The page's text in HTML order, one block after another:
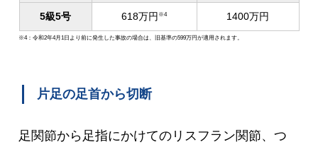
5級5号 618万円 ※4 1400万円
※4：令和2年4月1日より前に発生した事故の場合は、旧基準の599万円が適用されます。
片足の足首から切断
足関節から足指にかけてのリスフラン関節、つ